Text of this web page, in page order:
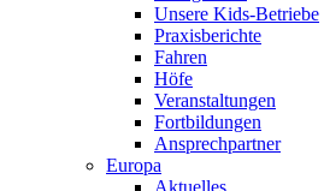
Unsere Kids-Betriebe
Praxisberichte
Fahren
Höfe
Veranstaltungen
Fortbildungen
Ansprechpartner
Europa
Aktuelles